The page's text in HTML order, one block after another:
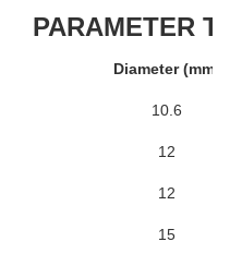
PARAMETER
Diameter (mm)
10.6
12
12
15